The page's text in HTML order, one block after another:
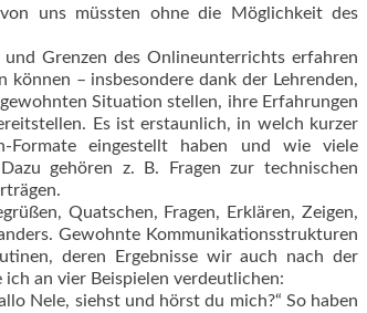
uns müssten ohne die Möglichkeit des
Grenzen des Onlineunterrichts erfahren
– insbesondere dank der Lehrenden,
Situation stellen, ihre Erfahrungen
Es ist erstaunlich, in welch kurzer
Formate eingestellt haben und wie viele
gehören z. B. Fragen zur technischen
Quatschen, Fragen, Erklären, Zeigen,
Gewohnte Kommunikationsstrukturen
deren Ergebnisse wir auch nach der
an vier Beispielen verdeutlichen:
Nele, siehst und hörst du mich?“ So haben